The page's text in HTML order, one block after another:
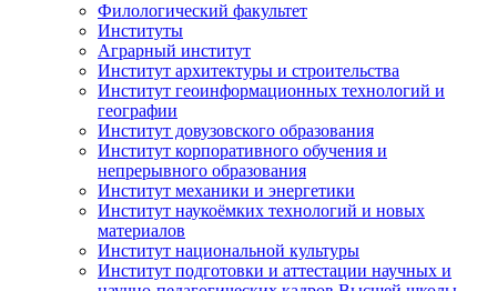
Филологический факультет
Институты
Аграрный институт
Институт архитектуры и строительства
Институт геоинформационных технологий и
географии
Институт довузовского образования
Институт корпоративного обучения и
непрерывного образования
Институт механики и энергетики
Институт наукоёмких технологий и новых
материалов
Институт национальной культуры
Институт подготовки и аттестации научных и